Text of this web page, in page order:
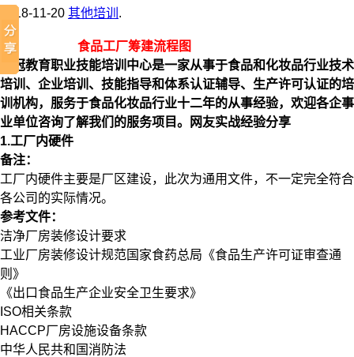
2018-11-20 其他培训 .
食品工厂筹建流程图
兰冠教育职业技能培训中心是一家从事于食品和化妆品行业技术
培训、企业培训、技能指导和体系认证辅导、生产许可认证的培
训机构，服务于食品化妆品行业十二年的从事经验，欢迎各企事
业单位咨询了解我们的服务项目。
网友实战经验分享
1.工厂内硬件
备注：
工厂内硬件主要是厂区建设，此次为通用文件，不一定完全符合
各公司的实际情况。
参考文件：
洁净厂房装修设计要求
工业厂房装修设计规范国家食药总局《食品生产许可证审查通
则》
《出口食品生产企业安全卫生要求》
ISO相关条款
HACCP厂房设施设备条款
中华人民共和国消防法